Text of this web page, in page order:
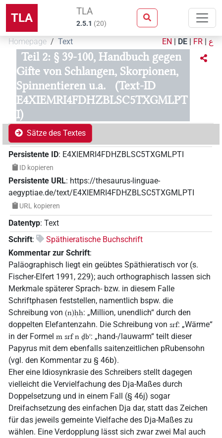
TLA TLA
2.5.1 (20)
Homepage Text EN | DE | FR | ع
Teil 2: § 39-100, Handbuch gegen
Gifte von Schlangen, Skorpionen,
Spinnentieren u.a.
(Text-ID
E4XIEMRI4FDHZBLSC5TXGMLPT
I)
Sätze des Textes
Persistente ID: E4XIEMRI4FDHZBLSC5TXGMLPTI
ID kopieren
Persistente URL: https://thesaurus-linguae-
aegyptiae.de/text/E4XIEMRI4FDHZBLSC5TXGMLPTI
URL kopieren
Datentyp: Text
Schrift:
Späthieratische Buchschrift
Kommentar zur Schrift:
Paläographisch liegt ein geübtes Späthieratisch vor (s.
Fischer-Elfert 1991, 229); auch orthographisch lassen sich
Merkmale späterer Sprach- bzw. in diesem Falle
Schriftphasen feststellen, namentlich bspw. die
Schreibung von (n)ḥḥ: „Million, unendlich“ durch den
doppelten Elefantenzahn. Die Schreibung von srf: „Wärme“
in der Formel m srf n ḏbꜥ: „hand-/lauwarm“ teilt dieser
Papyrus mit dem ebenfalls saitenzeitlichen pRubensohn
(vgl. den Kommentar zu § 46b).
Eher eine Idiosynkrasie des Schreibers stellt dagegen
vielleicht die Vervielfachung des Dja-Maßes durch
Doppelsetzung und in einem Fall (§ 46j) sogar
Dreifachsetzung des einfachen Dja dar, statt das Zeichen
für das jeweils gemeinte Vielfache des Dja-Maßes zu
wählen. Eine Verdopplung lässt sich zwar zwei Mal auch